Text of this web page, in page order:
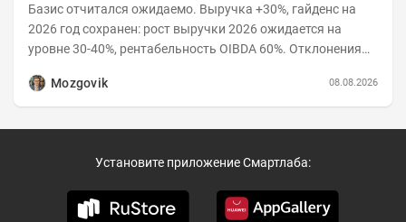
Базис отчитался ожидаемо. Выручка +30%, гайденс на
2026 год сохранен: рост выручки 2026 ожидается на
уровне 30-40%, рентабельность OIBDA 60%. Отклонения
Mozgovik
08.08.2026
Установите приложение Смартлаба: